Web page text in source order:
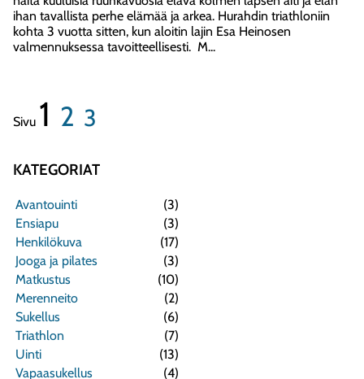
ihan tavallista perhe elämää ja arkea. Hurahdin triathloniin
kohta 3 vuotta sitten, kun aloitin lajin Esa Heinosen
valmennuksessa tavoitteellisesti. M...
Sivu 1 2 3
KATEGORIAT
Avantouinti
(3)
Ensiapu
(3)
Henkilökuva
(17)
Jooga ja pilates
(3)
Matkustus
(10)
Merenneito
(2)
Sukellus
(6)
Triathlon
(7)
Uinti
(13)
Vapaasukellus
(4)